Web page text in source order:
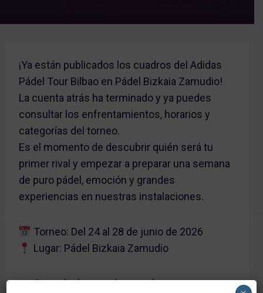
¡Ya están publicados los cuadros del Adidas
Pádel Tour Bilbao en Pádel Bizkaia Zamudio!
La cuenta atrás ha terminado y ya puedes
consultar los enfrentamientos, horarios y
categorías del torneo.
Es el momento de descubrir quién será tu
primer rival y empezar a preparar una semana
de puro pádel, emoción y grandes
experiencias en nuestras instalaciones.
Torneo: Del 24 al 28 de junio de 2026
Lugar: Pádel Bizkaia Zamudio
Consulta los cuadros aquí: